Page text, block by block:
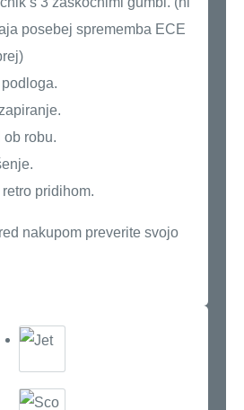
posebej sprememba ECE
ob robu.
pridihom.
nakupom preverite svojo